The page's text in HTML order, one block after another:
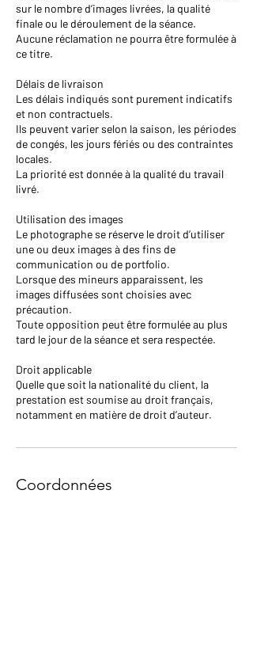
sur le nombre d’images livrées, la qualité
finale ou le déroulement de la séance.
Aucune réclamation ne pourra être formulée à
ce titre.
Délais de livraison
Les délais indiqués sont purement indicatifs
et non contractuels.
Ils peuvent varier selon la saison, les périodes
de congés, les jours fériés ou des contraintes
locales.
La priorité est donnée à la qualité du travail
livré.
Utilisation des images
Le photographe se réserve le droit d’utiliser
une ou deux images à des fins de
communication ou de portfolio.
Lorsque des mineurs apparaissent, les
images diffusées sont choisies avec
précaution.
Toute opposition peut être formulée au plus
tard le jour de la séance et sera respectée.
Droit applicable
Quelle que soit la nationalité du client, la
prestation est soumise au droit français,
notamment en matière de droit d’auteur.
Coordonnées